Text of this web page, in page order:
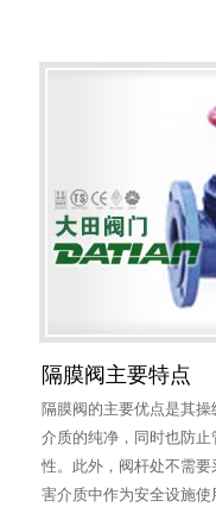
隔膜阀主要特点
隔膜阀的主要优点是其
介质的纯净，同时也防
性。此外，阀杆处不需
害介质中作为安全设施